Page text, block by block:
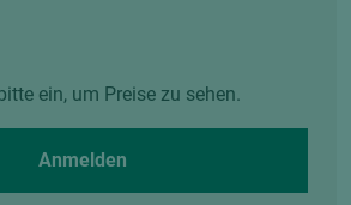
ein, um Preise zu sehen.
Anmelden